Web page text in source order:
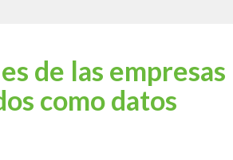
de las empresas
como datos